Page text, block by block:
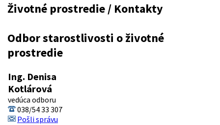
Životné prostredie / Kontakty
Odbor starostlivosti o životné
prostredie
Ing. Denisa
Kotlárová
vedúca odboru
038/54 33 307
Pošli správu